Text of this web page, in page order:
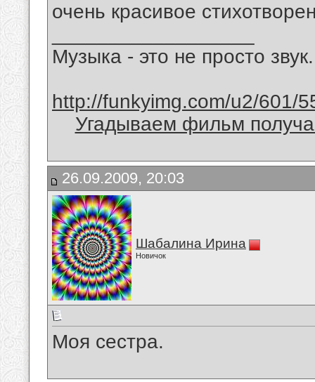
очень красивое
Музыка - это не просто
http://funkyimg.com/u2/601/
Угадываем фильм
26.09.2009, 20:03
Шабалина Ирина
Новичок
Моя сестра.